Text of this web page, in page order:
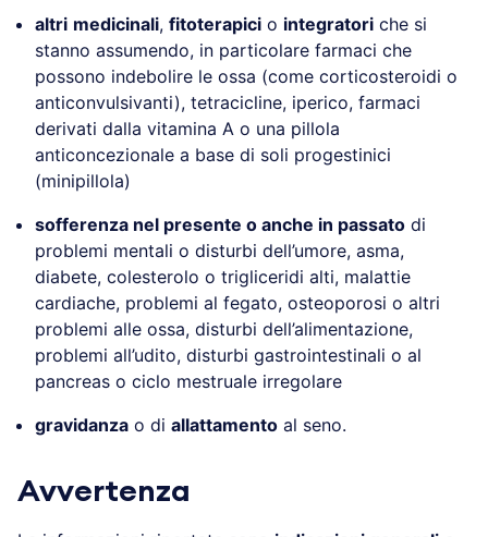
altri medicinali, fitoterapici o integratori che si
stanno assumendo, in particolare farmaci che
possono indebolire le ossa (come corticosteroidi o
anticonvulsivanti), tetracicline, iperico, farmaci
derivati dalla vitamina A o una pillola
anticoncezionale a base di soli progestinici
(minipillola)
sofferenza nel presente o anche in passato di
problemi mentali o disturbi dell’umore, asma,
diabete, colesterolo o trigliceridi alti, malattie
cardiache, problemi al fegato, osteoporosi o altri
problemi alle ossa, disturbi dell’alimentazione,
problemi all’udito, disturbi gastrointestinali o al
pancreas o ciclo mestruale irregolare
gravidanza o di allattamento al seno.
Avvertenza